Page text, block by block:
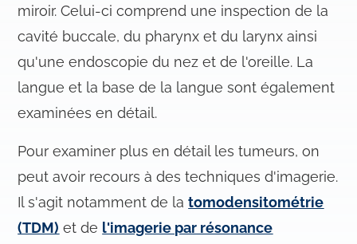
miroir. Celui-ci comprend une inspection de la
cavité buccale, du pharynx et du larynx ainsi
qu'une endoscopie du nez et de l'oreille. La
langue et la base de la langue sont également
examinées en détail.
Pour examiner plus en détail les tumeurs, on
peut avoir recours à des techniques d'imagerie.
Il s'agit notamment de latomodensitométrie
(TDM) et de l'imagerie par résonance